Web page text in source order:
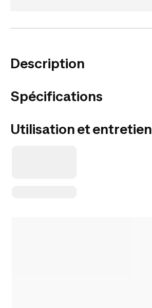
Description
Spécifications
Utilisation et entretien